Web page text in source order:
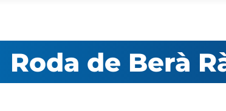
Roda de Berà